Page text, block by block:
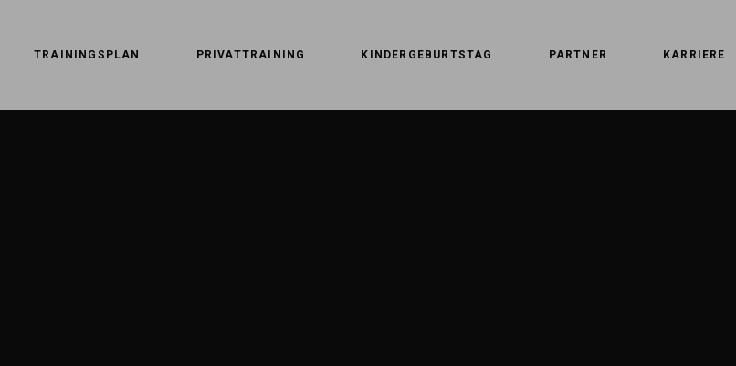
TRAININGSPLAN PRIVATTRAINING KINDERGEBURTSTAG PARTNER KARRIERE